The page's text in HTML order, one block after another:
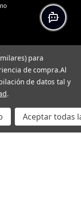
para
de compra.Al
de datos tal y
.
Aceptar todas